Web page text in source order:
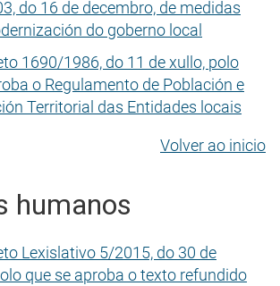
do 16 de decembro, de medidas
do goberno local
1690/1986, do 11 de xullo, polo
o Regulamento de Población e
Territorial das Entidades locais
Volver ao inicio
humanos
Lexislativo 5/2015, do 30 de
que se aproba o texto refundido